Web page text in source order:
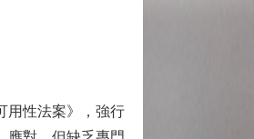
用性法案》，強行